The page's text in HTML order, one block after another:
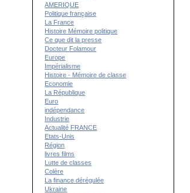
AMERIQUE
Politique française
La France
Histoire Mémoire politique
Ce que dit la presse
Docteur Folamour
Europe
Impérialisme
Histoire - Mémoire de classe
Economie
La République
Euro
indépendance
Industrie
Actualité FRANCE
Etats-Unis
Région
livres films
Lutte de classes
Colère
La finance dérégulée
Ukraine